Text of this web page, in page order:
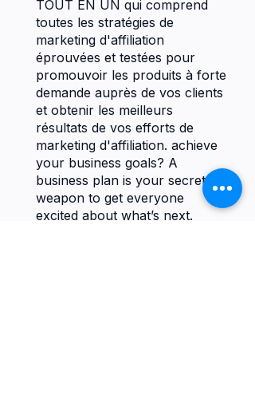
TOUT EN UN qui comprend
toutes les stratégies de
marketing d'affiliation
éprouvées et testées pour
promouvoir les produits à forte
demande auprès de vos clients
et obtenir les meilleurs
résultats de vos efforts de
marketing d'affiliation. achieve
your business goals? A
business plan is your secret
weapon to get everyone